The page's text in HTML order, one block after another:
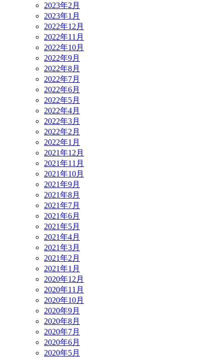
2023年2月
2023年1月
2022年12月
2022年11月
2022年10月
2022年9月
2022年8月
2022年7月
2022年6月
2022年5月
2022年4月
2022年3月
2022年2月
2022年1月
2021年12月
2021年11月
2021年10月
2021年9月
2021年8月
2021年7月
2021年6月
2021年5月
2021年4月
2021年3月
2021年2月
2021年1月
2020年12月
2020年11月
2020年10月
2020年9月
2020年8月
2020年7月
2020年6月
2020年5月